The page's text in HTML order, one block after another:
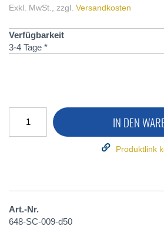
Exkl. MwSt. zzgl. Versandkosten
Verfügbarkeit
3-4 Tage *
IN DEN
Produktlink
Art.-Nr.
648-SC-009-d50